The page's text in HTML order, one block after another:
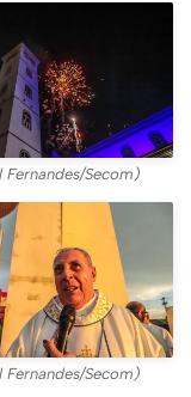
Fernandes/Secom)
Fernandes/Secom)